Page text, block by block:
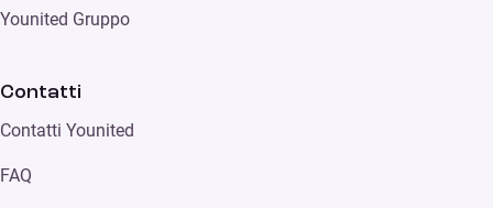
Younited Gruppo
Contatti
Contatti Younited
FAQ